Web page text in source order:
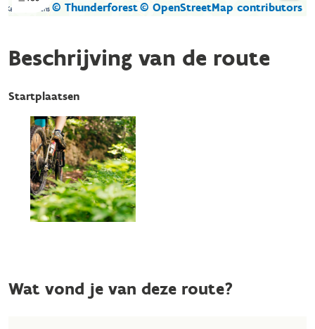
Kaartgegevens © Thunderforest© OpenStreetMap contributors
Beschrijving van de route
Startplaatsen
Wat vond je van deze route?